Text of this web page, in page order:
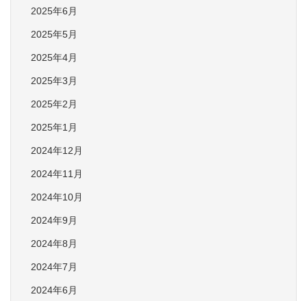
2025年6月
2025年5月
2025年4月
2025年3月
2025年2月
2025年1月
2024年12月
2024年11月
2024年10月
2024年9月
2024年8月
2024年7月
2024年6月